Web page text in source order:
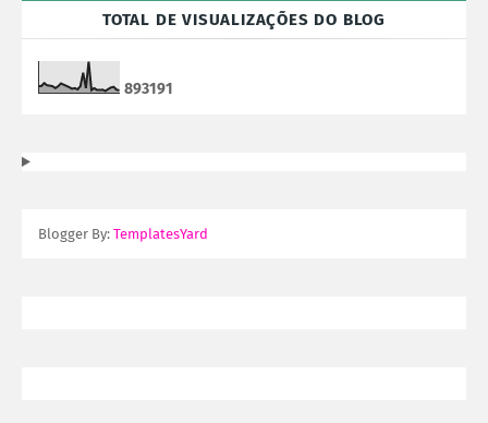
TOTAL DE VISUALIZAÇÕES DO BLOG
893191
Blogger By: TemplatesYard